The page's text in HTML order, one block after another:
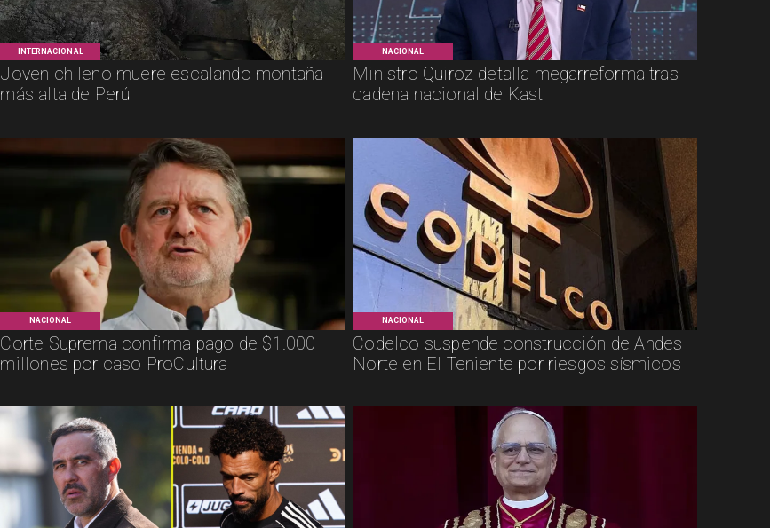
INTERNACIONAL
Joven chileno muere escalando montaña
más alta de Perú
NACIONAL
Ministro Quiroz detalla megarreforma tras
cadena nacional de Kast
NACIONAL
Corte Suprema confirma pago de $1.000
millones por caso ProCultura
NACIONAL
Codelco suspende construcción de Andes
Norte en El Teniente por riesgos sísmicos